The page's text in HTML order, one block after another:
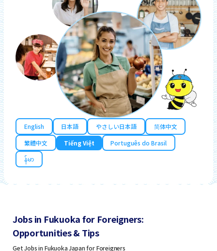
English 日本語 やさしい日本語
简体中文
繁體中文
Tiếng Việt
Português do Brasil
န်မာ
Jobs in Fukuoka for Foreigners:
Opportunities & Tips
Get Jobs in Fukuoka Japan for Foreigners